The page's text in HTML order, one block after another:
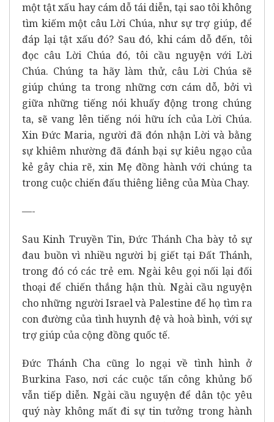
một tật xấu hay cám dỗ tái diễn, tại sao tôi không
tìm kiếm một câu Lời Chúa, như sự trợ giúp, để
đáp lại tật xấu đó? Sau đó, khi cám dỗ đến, tôi
đọc câu Lời Chúa đó, tôi cầu nguyện với Lời
Chúa. Chúng ta hãy làm thử, câu Lời Chúa sẽ
giúp chúng ta trong những cơn cám dỗ, bởi vì
giữa những tiếng nói khuấy động trong chúng
ta, sẽ vang lên tiếng nói hữu ích của Lời Chúa.
Xin Đức Maria, người đã đón nhận Lời và bằng
sự khiêm nhường đã đánh bại sự kiêu ngạo của
kẻ gây chia rẽ, xin Mẹ đồng hành với chúng ta
trong cuộc chiến đấu thiêng liêng của Mùa Chay.
—-
Sau Kinh Truyền Tin, Đức Thánh Cha bày tỏ sự
đau buồn vì nhiều người bị giết tại Đất Thánh,
trong đó có các trẻ em. Ngài kêu gọi nối lại đối
thoại để chiến thắng hận thù. Ngài cầu nguyện
cho những người Israel và Palestine để họ tìm ra
con đường của tình huynh đệ và hoà bình, với sự
trợ giúp của cộng đồng quốc tế.
Đức Thánh Cha cũng lo ngại về tình hình ở
Burkina Faso, nơi các cuộc tấn công khủng bố
vẫn tiếp diễn. Ngài cầu nguyện để dân tộc yêu
quý này không mất đi sự tin tưởng trong hành